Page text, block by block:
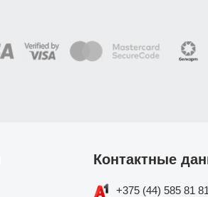
Контактные
+375 (44) 585 81 81